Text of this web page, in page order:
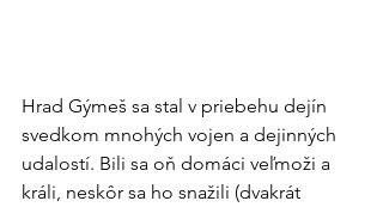
Hrad Gýmeš sa stal v priebehu dejín
svedkom mnohých vojen a dejinných
udalostí. Bili sa oň domáci veľmoži a
králi, neskôr sa ho snažili (dvakrát